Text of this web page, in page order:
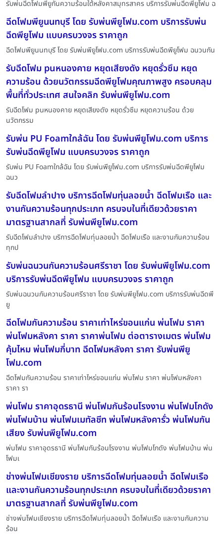
รับพ่นฉีดโฟมพียูกันความร้อนใต้หลังคาสมุทรสาคร บริการรับพ่นฉีดพียูโฟม ฉ
ฉีดโฟมพียูนนทบุรี โดย รับพ่นพียูโฟม.com บริการรับพ่น
ฉีดพียูโฟม แบบครบวงจร ราคาถูก
ฉีดโฟมพียูนนทบุรี โดย รับพ่นพียูโฟม.com บริการรับพ่นฉีดพียูโฟม ฉนวนกัน
รับฉีดโฟม puหนองคาย หยุดเสียงดัง หยุดรั่วซึม หยุด
ความร้อน ด้วยนวัตกรรมฉีดพียูโฟมคุณภาพสูง ครอบคลุม
พื้นที่ทั่วประเทศ สนใจคลิก รับพ่นพียูโฟม.com
รับฉีดโฟม puหนองคาย หยุดเสียงดัง หยุดรั่วซึม หยุดความร้อน ด้วย
นวัตกรรม
รับพ่น PU Foamใกล้ฉัน โดย รับพ่นพียูโฟม.com บริการ
รับพ่นฉีดพียูโฟม แบบครบวงจร ราคาถูก
รับพ่น PU Foamใกล้ฉัน โดย รับพ่นพียูโฟม.com บริการรับพ่นฉีดพียูโฟม
ฉนว
รับฉีดโฟมลำปาง บริการฉีดโฟมทุ่นลอยน้ำ ฉีดโฟมเรือ และ
งานกันความร้อนทุกประเภท ครบจบในที่เดียวด้วยราคา
มาตรฐานสากลที่ รับพ่นพียูโฟม.com
รับฉีดโฟมลำปาง บริการฉีดโฟมทุ่นลอยน้ำ ฉีดโฟมเรือ และงานกันความร้อน
ทุกป
รับพ่นฉนวนกันความร้อนศรีราชา โดย รับพ่นพียูโฟม.com
บริการรับพ่นฉีดพียูโฟม แบบครบวงจร ราคาถูก
รับพ่นฉนวนกันความร้อนศรีราชา โดย รับพ่นพียูโฟม.com บริการรับพ่นฉีดพี
ยู
ฉีดโฟมกันความร้อน ราคาเท่าไหร่ขอนแก่น พ่นโฟม ราคา
พ่นโฟมหลังคา ราคา ราคาพ่นโฟม ต่อตารางเมตร พ่นโฟม
คุ้มไหม พ่นโฟมกี่บาท ฉีดโฟมหลังคา ราคา รับพ่นพียู
โฟม.com
ฉีดโฟมกันความร้อน ราคาเท่าไหร่ขอนแก่น พ่นโฟม ราคา พ่นโฟมหลังคา
ราคา รา
พ่นโฟม ราคาอุดรธานี พ่นโฟมกันร้อนโรงงาน พ่นโฟมโกดัง
พ่นโฟมบ้าน พ่นโฟมเมทัลชีท พ่นโฟมหลังคารั่ว พ่นโฟมกัน
เสียง รับพ่นพียูโฟม.com
พ่นโฟม ราคาอุดรธานี พ่นโฟมกันร้อนโรงงาน พ่นโฟมโกดัง พ่นโฟมบ้าน พ่น
โฟมเ
ช่างพ่นโฟมเชียงราย บริการฉีดโฟมทุ่นลอยน้ำ ฉีดโฟมเรือ
และงานกันความร้อนทุกประเภท ครบจบในที่เดียวด้วยราคา
มาตรฐานสากลที่ รับพ่นพียูโฟม.com
ช่างพ่นโฟมเชียงราย บริการฉีดโฟมทุ่นลอยน้ำ ฉีดโฟมเรือ และงานกันความ
ร้อน